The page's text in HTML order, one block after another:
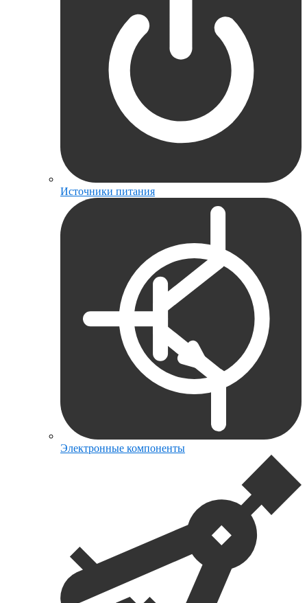
Источники питания
Электронные компоненты